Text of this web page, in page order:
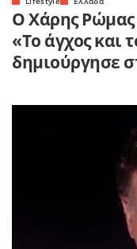
Ο Χάρης Ρώμας
«Το άγχος και
δημιούργησε